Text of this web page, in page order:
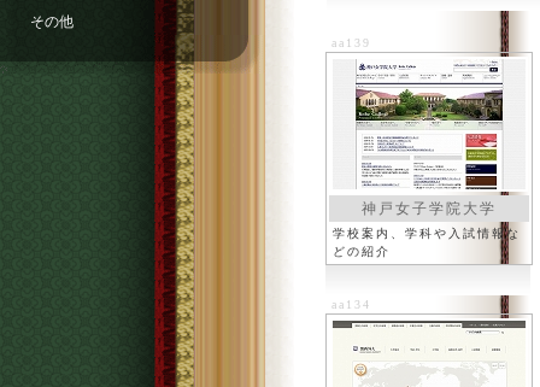
aa139
神戸女子学院大学
学校案内、学科や入試情報な
どの紹介
aa134
その他